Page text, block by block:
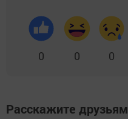
0 0 0
Расскажите друзьям